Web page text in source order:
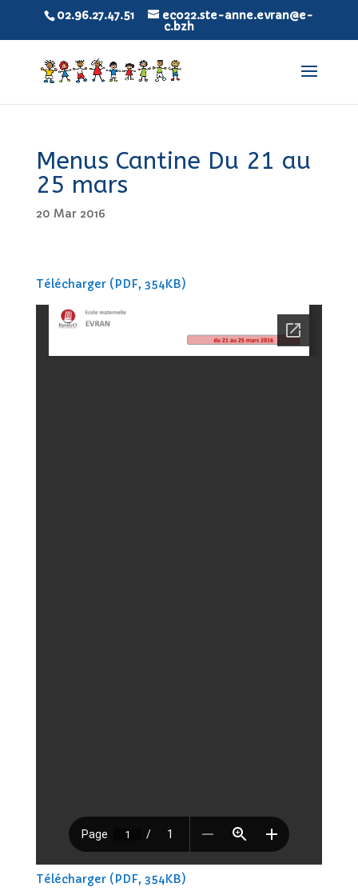
02.96.27.47.51 eco22.ste-anne.evran@e-
c.bzh
Menus Cantine Du 21 au
25 mars
20 Mar 2016
Télécharger (PDF, 354KB)
Télécharger (PDF, 354KB)